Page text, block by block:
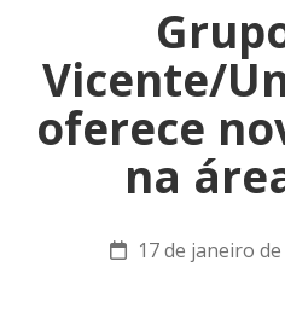
Vicente/
oferece
na
17 de janeiro